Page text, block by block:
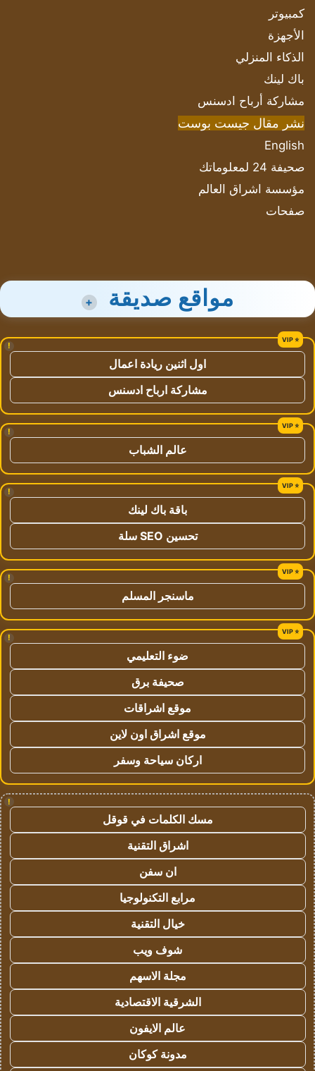
كمبيوتر
الأجهزة
الذكاء المنزلي
باك لينك
مشاركة أرباح ادسنس
نشر مقال جيست بوست
English
صحيفة 24 لمعلوماتك
مؤسسة اشراق العالم
صفحات
مواقع صديقة +
!
اول اثنين ريادة اعمال
مشاركة ارباح ادسنس
!
عالم الشباب
!
باقة باك لينك
تحسين SEO سلة
!
ماسنجر المسلم
!
ضوء التعليمي
صحيفة برق
موقع اشراقات
موقع اشراق اون لاين
اركان سياحة وسفر
!
مسك الكلمات في قوقل
اشراق التقنية
ان سفن
مرابع التكنولوجيا
خيال التقنية
شوف ويب
مجلة الاسهم
الشرقية الاقتصادية
عالم الايفون
مدونة كوكان